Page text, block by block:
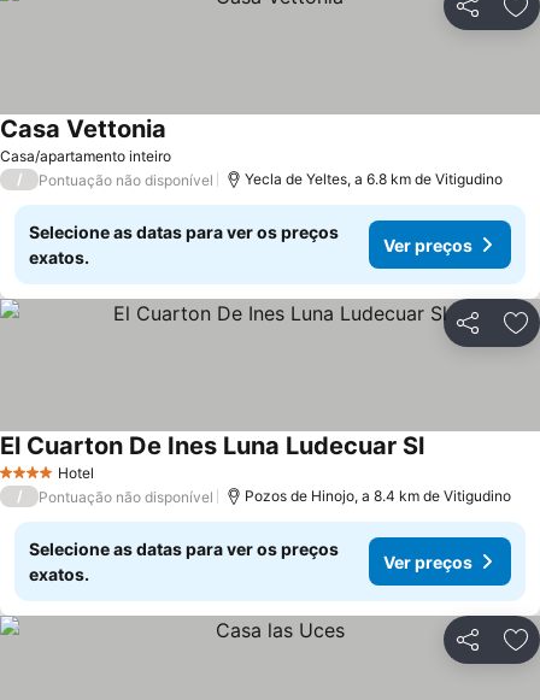
Partilhar
Casa/apartamento inteiro
Casa Vettonia
/ Pontuação não disponível Yecla de Yeltes, a 6.8 km de Vitigudino
Selecione as datas para ver os preços
exatos.
Ver preços
Partilhar
4 EstrelasHotel
El Cuarton De Ines Luna Ludecuar Sl
/ Pontuação não disponível Pozos de Hinojo, a 8.4 km de Vitigudino
Selecione as datas para ver os preços
exatos.
Ver preços
Partilhar